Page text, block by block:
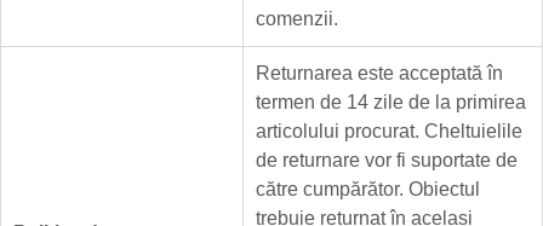
comenzii.
Returnarea este acceptată în
termen de 14 zile de la primirea
articolului procurat. Cheltuielile
de returnare vor fi suportate de
către cumpărător. Obiectul
trebuie returnat în același